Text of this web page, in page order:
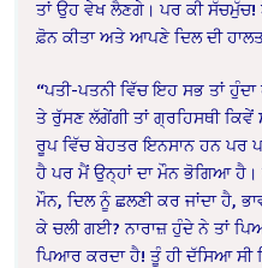
ਤਾਂ ਉਹ ਵੇਖ ਲੈਣਗੇ। ਪਰ ਕੀ ਸੱਚਮੁੱਚ!
ਫ਼ੋਨ ਕੀਤਾ ਅਤੇ ਆਪਣੇ ਦਿਲ ਦੀ ਹਾਲਤ
“ਪਤੀ-ਪਤਨੀ ਵਿੱਚ ਇਹ ਸਭ ਤਾਂ ਹੁੰਦਾ
ਤੇ ਰੁੱਸਣ ਲੱਗੇਂਗੀ ਤਾਂ ਗ੍ਰਹਿਸਥੀ ਕਿਵੇਂ
ਰੂਪ ਵਿੱਚ ਬੇਹਤਰ ਇਨਸਾਨ ਹਨ ਪਰ
ਹੈ ਪਰ ਮੈਂ ਉਨ੍ਹਾਂ ਦਾ ਮੌਨ ਭੋਗਿਆ ਹੈ।
ਮੌਨ, ਦਿਲ ਨੂੰ ਛਲਣੀ ਕਰ ਜਾਂਦਾ ਹੈ,
ਕੇ ਚਲੀ ਗਈ? ਨਾਰਾਜ਼ ਹੁੰਦੇ ਨੇ ਤਾਂ
ਪਿਆਰ ਕਰਦਾ ਹੈ! ਤੂੰ ਹੀ ਦੱਸਿਆ ਸੀ